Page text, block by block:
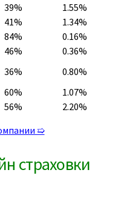
39%
1.55%
41%
1.34%
84%
0.16%
46%
0.36%
36%
0.80%
60%
1.07%
56%
2.20%
➯
страховки